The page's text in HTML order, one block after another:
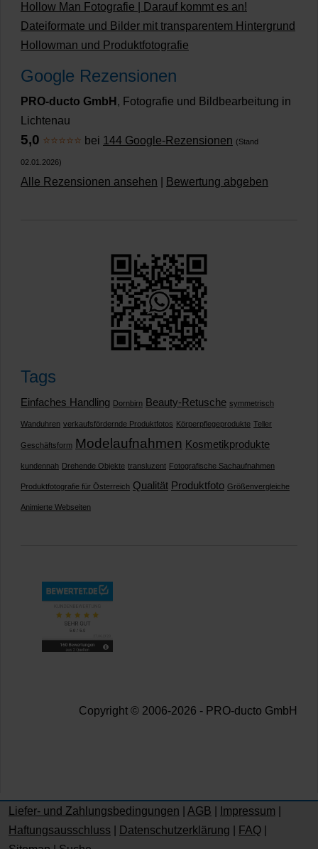
Hollow Man Fotografie | Darauf kommt es an!
Dateiformate und Bilder mit transparentem Hintergrund
Hollowman und Produktfotografie
Google Rezensionen
PRO-ducto GmbH , Fotografie und Bildbearbeitung in
Lichtenau
5,0 ⭐⭐⭐⭐⭐ bei 144 Google-Rezensionen (Stand
02.01.2026)
Alle Rezensionen ansehen Bewertung abgeben
Tags
Einfaches Handling Dornbirn Beauty-Retusche symmetrisch
Wanduhren verkaufsfördernde Produktfotos Körperpflegeprodukte Teller
Geschäftsform Modelaufnahmen Kosmetikprodukte
kundennah Drehende Objekte transluzent Fotografische Sachaufnahmen
Produktfotografie für Österreich Qualität Produktfoto Größenvergleiche
Animierte Webseiten
Copyright © 2006-2026 - PRO-ducto GmbH
Liefer- und Zahlungsbedingungen AGB Impressum
Haftungsausschluss
Datenschutzerklärung FAQ